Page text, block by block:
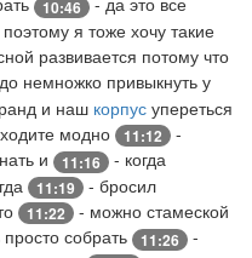
10:46
я тоже хочу такие
развивается потому что
немножко привыкнуть у
и наш корпус упереться
модно 11:12
-
и
11:16
- когда
11:19
- бросил
11:22 - можно стамеской
собрать 11:26
-